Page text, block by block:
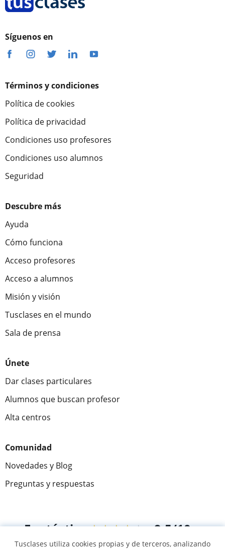
Síguenos en
Términos y condiciones
Política de cookies
Política de privacidad
Condiciones uso profesores
Condiciones uso alumnos
Seguridad
Descubre más
Ayuda
Cómo funciona
Acceso profesores
Acceso a alumnos
Misión y visión
Tusclases en el mundo
Sala de prensa
Únete
Dar clases particulares
Alumnos que buscan profesor
Alta centros
Comunidad
Novedades y Blog
Preguntas y respuestas
Fantástica★★★★★ 9,5/10
Tusclases utiliza cookies propias y de terceros, analizando